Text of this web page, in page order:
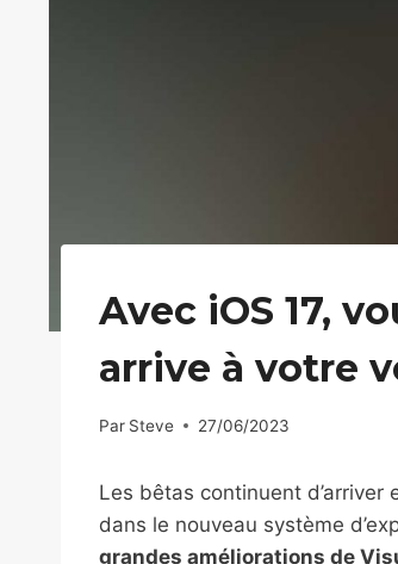
Avec iOS 17,
arrive à votre
Par Steve 27/06/2023
Les bêtas continuent
dans le nouveau système
grandes améliorations de